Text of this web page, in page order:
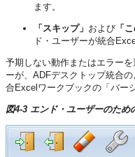
ます。
「スキップ」 および 「
ド・ユーザーが統合
予期しない動作またはエラー
ーが、ADFデスクトップ統合
合Excelワークブックの「バー
図4-3 エンド・ユーザーのため